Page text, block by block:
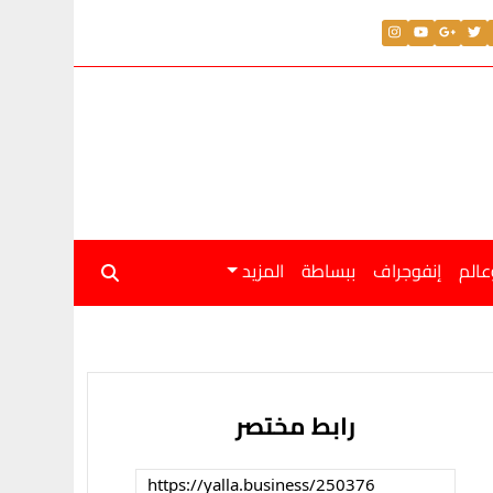
إنفوجراف ببساطة المزيد
رابط مختصر